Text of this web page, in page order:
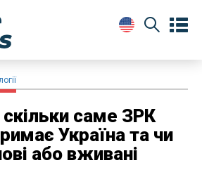
саме ЗРК
Україна та чи
або вживані